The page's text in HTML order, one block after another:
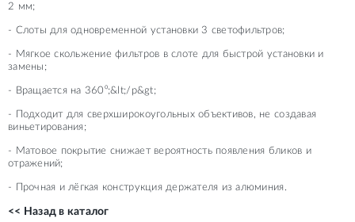
2 мм;
- Слоты для одновременной установки 3 светофильтров;
- Мягкое скольжение фильтров в слоте для быстрой установки и
замены;
- Вращается на 360⁰;&lt;/p&gt;
- Подходит для сверхширокоугольных объективов, не создавая
виньетирования;
- Матовое покрытие снижает вероятность появления бликов и
отражений;
- Прочная и лёгкая конструкция держателя из алюминия.
<< Назад в каталог